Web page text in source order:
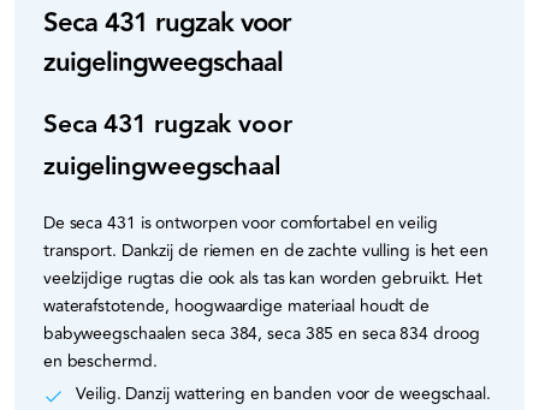
Seca 431 rugzak voor
zuigelingweegschaal
Seca 431 rugzak voor
zuigelingweegschaal
De seca 431 is ontworpen voor comfortabel en veilig
transport. Dankzij de riemen en de zachte vulling is het een
veelzijdige rugtas die ook als tas kan worden gebruikt. Het
waterafstotende, hoogwaardige materiaal houdt de
babyweegschaalen seca 384, seca 385 en seca 834 droog
en beschermd.
Veilig. Danzij wattering en banden voor de weegschaal.